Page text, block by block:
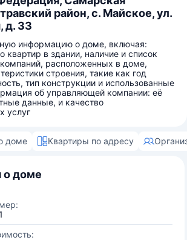
район, с. Майское, ул.
д. 33
информацию о доме, включая:
квартир в здании, наличие и список
расположенных в доме,
строения, такие как год
тип конструкции и использованные
об управляющей компании: её
данные, и качество
услуг
доме Квартиры по адресу
о доме